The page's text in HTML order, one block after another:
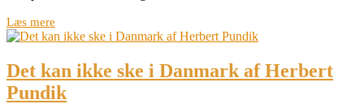
Læs mere
Det kan ikke ske i Danmark af Herbert
Pundik